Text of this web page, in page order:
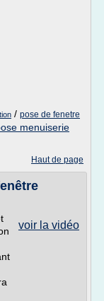
/ pose de fenetre
menuiserie
Haut de page
voir la vidéo